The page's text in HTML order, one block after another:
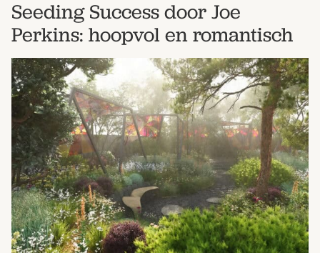
Seeding Success door Joe
Perkins: hoopvol en romantisch